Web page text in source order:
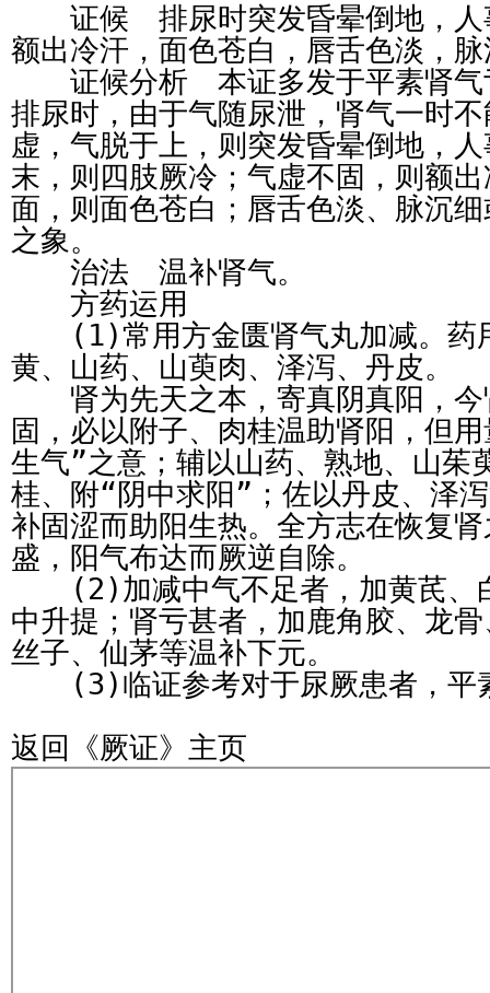
证候 排尿时突发昏晕倒地，人
额出冷汗，面色苍白，唇舌色淡，
证候分析 本证多发于平素肾气
排尿时，由于气随尿泄，肾气一时
虚，气脱于上，则突发昏晕倒地，
末，则四肢厥冷；气虚不固，则额
面，则面色苍白；唇舌色淡、脉沉
之象。
治法 温补肾气。
方药运用
(1)常用方金匮肾气丸加减。药
黄、山药、山萸肉、泽泻、丹皮。
肾为先天之本，寄真阴真阳，今
固，必以附子、肉桂温助肾阳，但
生气”之意；辅以山药、熟地、山茱
桂、附“阴中求阳”；佐以丹皮、泽
补固涩而助阳生热。全方志在恢复
盛，阳气布达而厥逆自除。
(2)加减中气不足者，加黄芪、
中升提；肾亏甚者，加鹿角胶、龙
丝子、仙茅等温补下元。
(3)临证参考对于尿厥患者，平
返回《厥证》主页